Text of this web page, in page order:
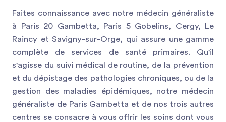
Faites connaissance avec notre médecin généraliste
à Paris 20 Gambetta, Paris 5 Gobelins, Cergy, Le
Raincy et Savigny-sur-Orge, qui assure une gamme
complète de services de santé primaires. Qu'il
s'agisse du suivi médical de routine, de la prévention
et du dépistage des pathologies chroniques, ou de la
gestion des maladies épidémiques, notre médecin
généraliste de Paris Gambetta et de nos trois autres
centres se consacre à vous offrir les soins dont vous